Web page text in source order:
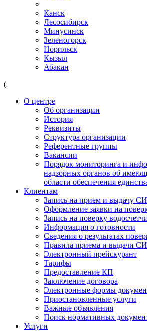
Канск
Лесосибирск
Минусинск
Зеленогорск
Норильск
Кызыл
Абакан
(
О центре
Об организации
История
Реквизиты
Структура организации
Референтные группы
Вакансии
Порядок мониторинга и
надзорных органов об
области обеспечения
Клиентам
Запись на прием и выдачу СИ
Оформление заявки на
Запись на поверку
Информация о готовности
Сведения о результатах
Правила приема и выдачи СИ
Электронный прейскурант
Тарифы
Предоставление КП
Заключение договора
Электронные формы
Приостановленные услуги
Важные объявления
Поиск нормативных
Услуги